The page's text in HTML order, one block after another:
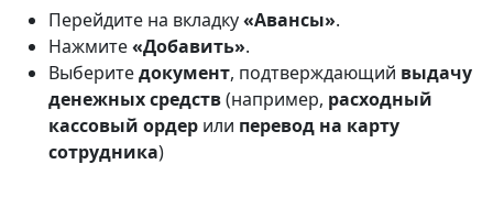
Перейдите на вкладку«Авансы».
Нажмите«Добавить».
Выберитедокумент, подтверждающий выдачу
денежных средств(например, расходный
кассовый ордер или перевод на карту
сотрудника)